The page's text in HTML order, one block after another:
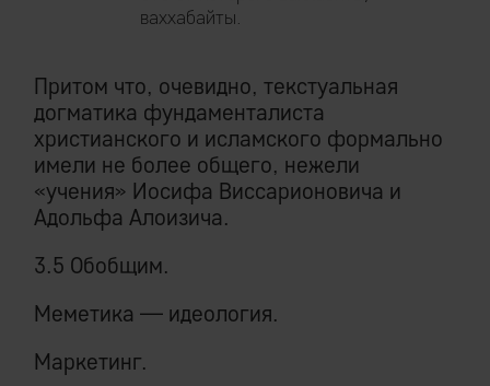
ваххабайты.
Притом что, очевидно, текстуальная
догматика фундаменталиста
христианского и исламского формально
имели не более общего, нежели
«учения» Иосифа Виссарионовича и
Адольфа Алоизича.
3.5 Обобщим.
Меметика — идеология.
Маркетинг.